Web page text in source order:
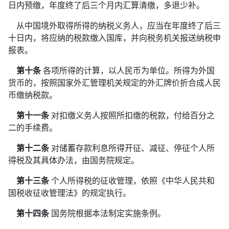
日内预缴，年度终了后三个月内汇算清缴，多退少补。
从中国境外取得所得的纳税义务人，应当在年度终了后三
十日内，将应纳的税款缴入国库，并向税务机关报送纳税申
报表。
第十条各项所得的计算，以人民币为单位。所得为外国
货币的，按照国家外汇管理机关规定的外汇牌价折合成人民
币缴纳税款。
第十一条对扣缴义务人按照所扣缴的税款，付给百分之
二的手续费。
第十二条对储蓄存款利息所得开征、减征、停征个人所
得税及其具体办法，由国务院规定。
第十三条个人所得税的征收管理，依照《中华人民共和
国税收征收管理法》的规定执行。
第十四条国务院根据本法制定实施条例。